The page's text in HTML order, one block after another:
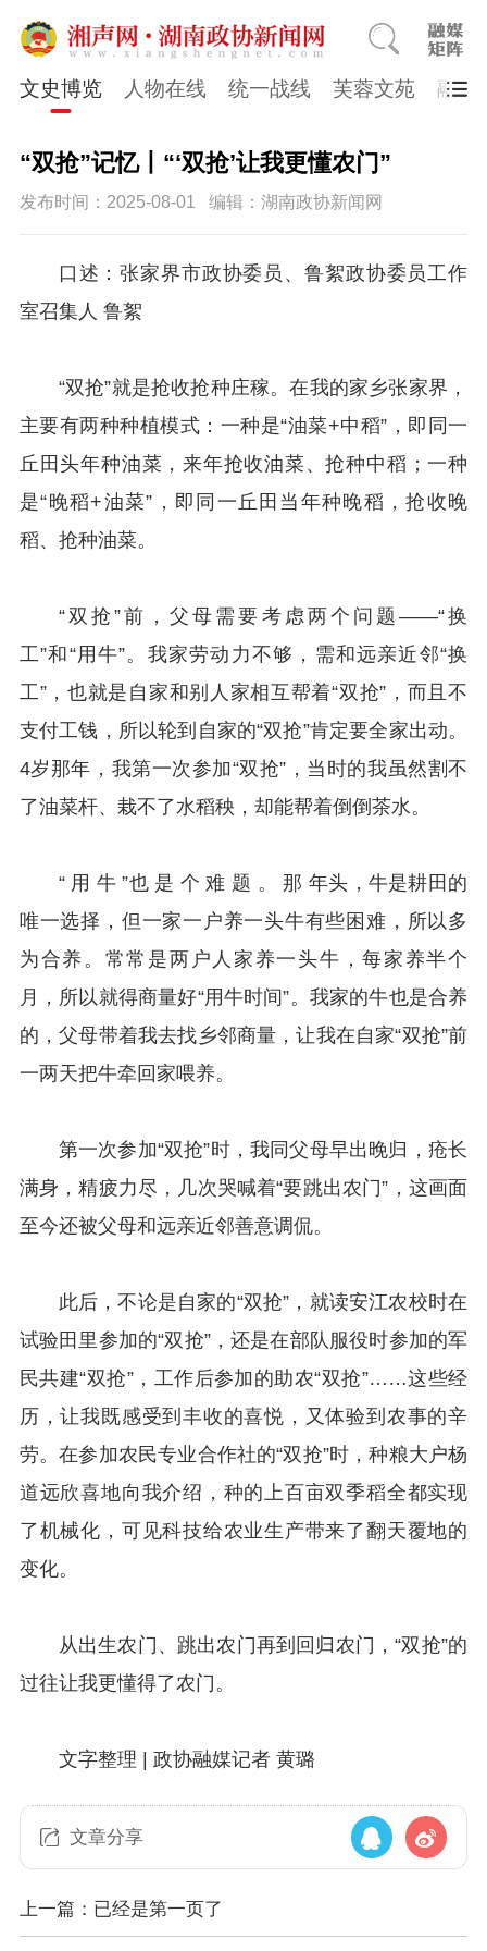
文史博览 人物在线 统一战线 芙蓉文苑 融媒
“双抢”记忆丨“‘双抢’让我更懂农门”
发布时间：2025-08-01 编辑：湖南政协新闻网
口述：张家界市政协委员、鲁絮政协委员工作
室召集人 鲁絮
“双抢”就是抢收抢种庄稼。在我的家乡张家界，
主要有两种种植模式：一种是“油菜+中稻”，即同一
丘田头年种油菜，来年抢收油菜、抢种中稻；一种
是“晚稻+油菜”，即同一丘田当年种晚稻，抢收晚
稻、抢种油菜。
“双抢”前，父母需要考虑两个问题——“换
工”和“用牛”。我家劳动力不够，需和远亲近邻“换
工”，也就是自家和别人家相互帮着“双抢”，而且不
支付工钱，所以轮到自家的“双抢”肯定要全家出动。
4岁那年，我第一次参加“双抢”，当时的我虽然割不
了油菜杆、栽不了水稻秧，却能帮着倒倒茶水。
“ 用 牛 ”也 是 个 难 题 。 那 年头，牛是耕田的
唯一选择，但一家一户养一头牛有些困难，所以多
为合养。常常是两户人家养一头牛，每家养半个
月，所以就得商量好“用牛时间”。我家的牛也是合养
的，父母带着我去找乡邻商量，让我在自家“双抢”前
一两天把牛牵回家喂养。
第一次参加“双抢”时，我同父母早出晚归，疮长
满身，精疲力尽，几次哭喊着“要跳出农门”，这画面
至今还被父母和远亲近邻善意调侃。
此后，不论是自家的“双抢”，就读安江农校时在
试验田里参加的“双抢”，还是在部队服役时参加的军
民共建“双抢”，工作后参加的助农“双抢”……这些经
历，让我既感受到丰收的喜悦，又体验到农事的辛
劳。在参加农民专业合作社的“双抢”时，种粮大户杨
道远欣喜地向我介绍，种的上百亩双季稻全都实现
了机械化，可见科技给农业生产带来了翻天覆地的
变化。
从出生农门、跳出农门再到回归农门，“双抢”的
过往让我更懂得了农门。
文字整理 | 政协融媒记者 黄璐
文章分享
上一篇：已经是第一页了